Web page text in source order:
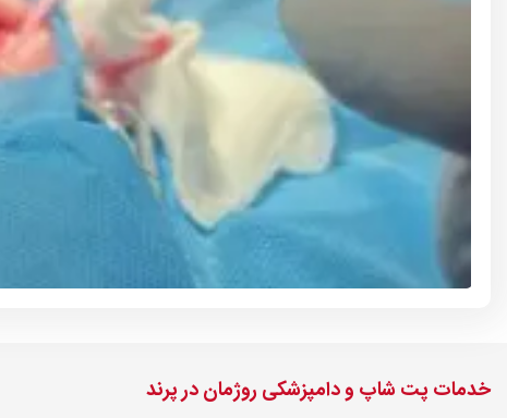
خدمات پت شاپ و دامپزشکی روژمان در پرند